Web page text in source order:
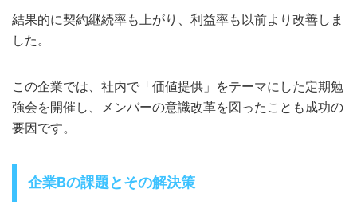
結果的に契約継続率も上がり、利益率も以前より改善しま
した。
この企業では、社内で「価値提供」をテーマにした定期勉
強会を開催し、メンバーの意識改革を図ったことも成功の
要因です。
企業Bの課題とその解決策